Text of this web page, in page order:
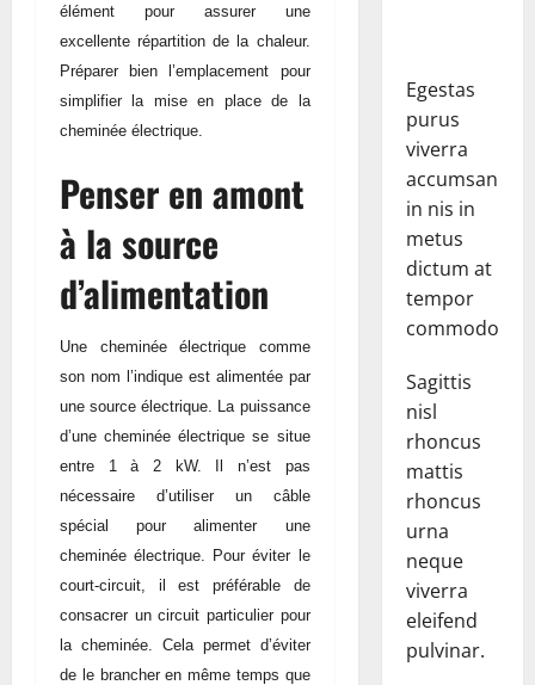
élément pour assurer une
excellente répartition de la chaleur.
Préparer bien l’emplacement pour
simplifier la mise en place de la
cheminée électrique.
Penser en amont
à la source
d’alimentation
Une cheminée électrique comme
son nom l’indique est alimentée par
une source électrique. La puissance
d’une cheminée électrique se situe
entre 1 à 2 kW. Il n’est pas
nécessaire d’utiliser un câble
spécial pour alimenter une
cheminée électrique. Pour éviter le
court-circuit, il est préférable de
consacrer un circuit particulier pour
la cheminée. Cela permet d’éviter
de le brancher en même temps que
Egestas
purus
viverra
accumsan
in nis in
metus
dictum at
tempor
commodo.
Sagittis
nisl
rhoncus
mattis
rhoncus
urna
neque
viverra
eleifend
pulvinar.